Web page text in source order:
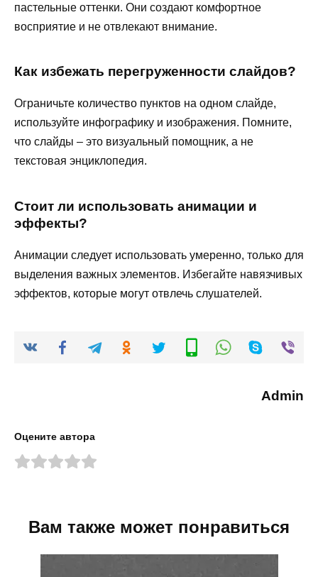
пастельные оттенки. Они создают комфортное
восприятие и не отвлекают внимание.
Как избежать перегруженности слайдов?
Ограничьте количество пунктов на одном слайде,
используйте инфографику и изображения. Помните,
что слайды – это визуальный помощник, а не
текстовая энциклопедия.
Стоит ли использовать анимации и
эффекты?
Анимации следует использовать умеренно, только для
выделения важных элементов. Избегайте навязчивых
эффектов, которые могут отвлечь слушателей.
Admin
Оцените автора
Вам также может понравиться